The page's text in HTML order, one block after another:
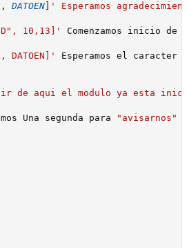
, DATOEN ' Esperamos
10,13]' Comenzamos inicio
Esperamos el caracter
aqui el modulo ya esta
Una segunda para "avisarnos"